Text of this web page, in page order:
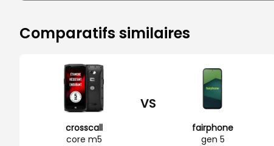
Comparatifs similaires
crosscall
core m5
VS
fairphone
gen 5